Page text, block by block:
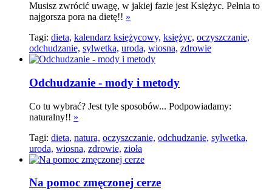
Musisz zwrócić uwagę, w jakiej fazie jest Księżyc. Pełnia to
najgorsza pora na dietę!! »
Tagi: dieta, kalendarz księżycowy, księżyc, oczyszczanie,
odchudzanie, sylwetka, uroda, wiosna, zdrowie
Odchudzanie - mody i metody
Co tu wybrać? Jest tyle sposobów... Podpowiadamy:
naturalny!! »
Tagi: dieta, natura, oczyszczanie, odchudzanie, sylwetka,
uroda, wiosna, zdrowie, zioła
Na pomoc zmęczonej cerze